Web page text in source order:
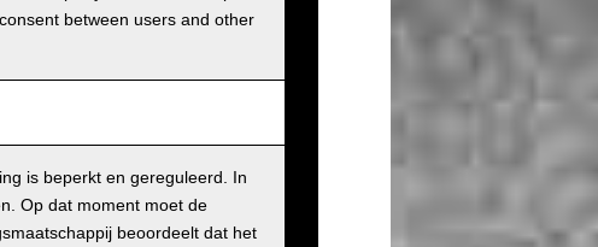
between users and other
is beperkt en gereguleerd. In
Op dat moment moet de
beoordeelt dat het